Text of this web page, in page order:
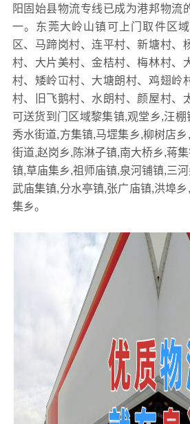
阳固始县物流专线已成为港邦物流
一。东莞大岭山镇可上门取件区
区、马蹄岗村、连平村、新塘村、
村、大片美村、金桔村、梅林村、
村、矮岭冚村、大塘朗村、鸡翅岭
村、旧飞鹅村、水朗村、颜屋村、
可送货到门区域黎集镇,观堂乡,汪
秀水街道,方集镇,马堽集乡,柳树店
街道,赵岗乡,陈淋子镇,南大桥乡,蒋
镇,草庙集乡,祖师庙镇,泉河铺镇,三
武庙集镇,分水亭镇,张广庙镇,洪埠
集乡。